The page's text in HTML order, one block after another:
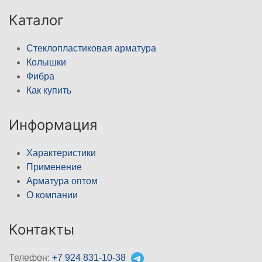
Каталог
Стеклопластиковая арматура
Колышки
Фибра
Как купить
Информация
Характеристики
Применение
Арматура оптом
О компании
Контакты
Телефон: +7 924 831-10-38